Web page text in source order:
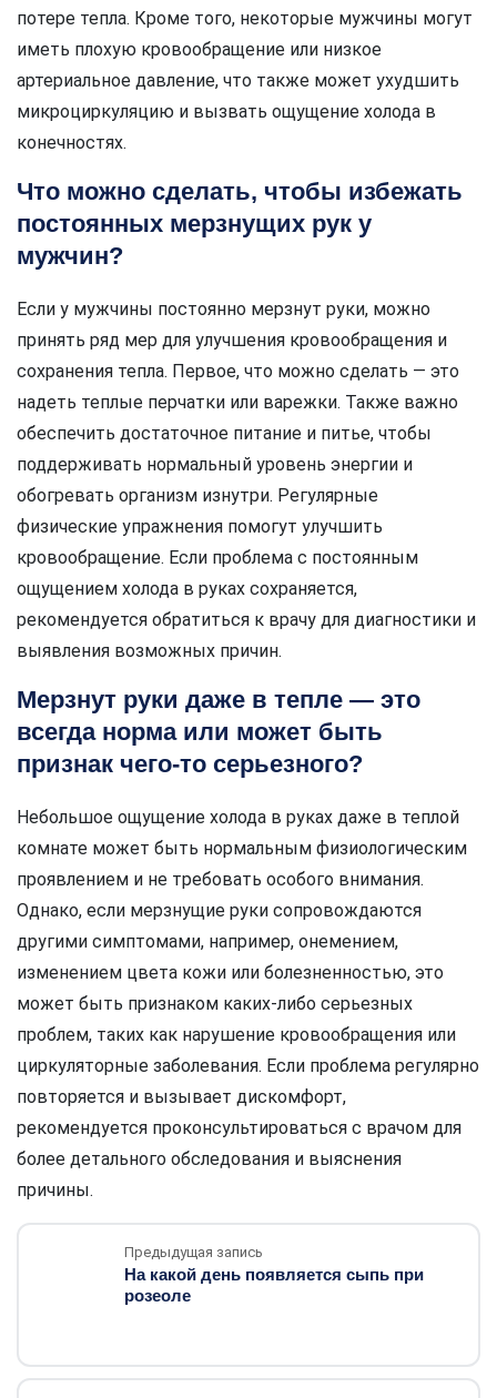
потере тепла. Кроме того, некоторые мужчины могут
иметь плохую кровообращение или низкое
артериальное давление, что также может ухудшить
микроциркуляцию и вызвать ощущение холода в
конечностях.
Что можно сделать, чтобы избежать
постоянных мерзнущих рук у
мужчин?
Если у мужчины постоянно мерзнут руки, можно
принять ряд мер для улучшения кровообращения и
сохранения тепла. Первое, что можно сделать — это
надеть теплые перчатки или варежки. Также важно
обеспечить достаточное питание и питье, чтобы
поддерживать нормальный уровень энергии и
обогревать организм изнутри. Регулярные
физические упражнения помогут улучшить
кровообращение. Если проблема с постоянным
ощущением холода в руках сохраняется,
рекомендуется обратиться к врачу для диагностики и
выявления возможных причин.
Мерзнут руки даже в тепле — это
всегда норма или может быть
признак чего-то серьезного?
Небольшое ощущение холода в руках даже в теплой
комнате может быть нормальным физиологическим
проявлением и не требовать особого внимания.
Однако, если мерзнущие руки сопровождаются
другими симптомами, например, онемением,
изменением цвета кожи или болезненностью, это
может быть признаком каких-либо серьезных
проблем, таких как нарушение кровообращения или
циркуляторные заболевания. Если проблема регулярно
повторяется и вызывает дискомфорт,
рекомендуется проконсультироваться с врачом для
более детального обследования и выяснения
причины.
Предыдущая запись
На какой день появляется сыпь при
розеоле